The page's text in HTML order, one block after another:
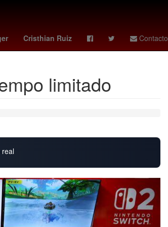
Cristhian Ruiz Contacto
pokemon 30 aniversario
limitado
real